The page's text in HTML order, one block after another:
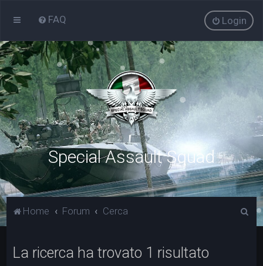
FAQ Login
Special Assault Squad
Home Forum Cerca
La ricerca ha trovato 1 risultato